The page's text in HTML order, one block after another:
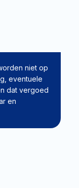
niet op
eventuele
dat vergoed
en